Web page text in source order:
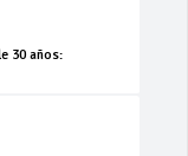
30 años: